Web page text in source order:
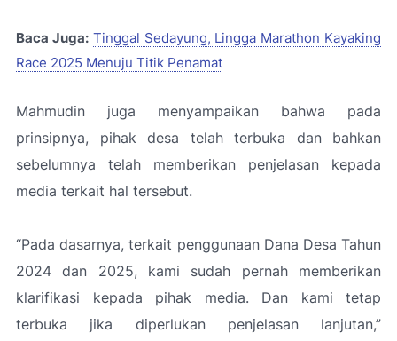
Baca Juga: Tinggal Sedayung, Lingga Marathon Kayaking
Race 2025 Menuju Titik Penamat
Mahmudin juga menyampaikan bahwa pada
prinsipnya, pihak desa telah terbuka dan bahkan
sebelumnya telah memberikan penjelasan kepada
media terkait hal tersebut.
“Pada dasarnya, terkait penggunaan Dana Desa Tahun
2024 dan 2025, kami sudah pernah memberikan
klarifikasi kepada pihak media. Dan kami tetap
terbuka jika diperlukan penjelasan lanjutan,”